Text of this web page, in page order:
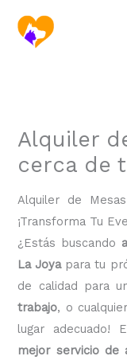
contenido
Alquiler
cerca de
Alquiler de
¡Transforma Tu
¿Estás buscando
La Joyapara tu
de calidad para
trabajo, o
lugar adecuado!
mejor servicio de